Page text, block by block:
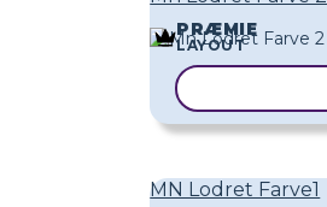
PRÆMIE
LAYOUT
MN Lodret Farve1